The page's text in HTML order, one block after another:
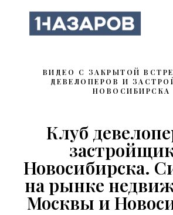
ВИДЕО С ЗАКРЫТОЙ
ДЕВЕЛОПЕРОВ И
НОВОСИБИРСКА
Клуб
Новосибирска.
на рынке
Москвы и